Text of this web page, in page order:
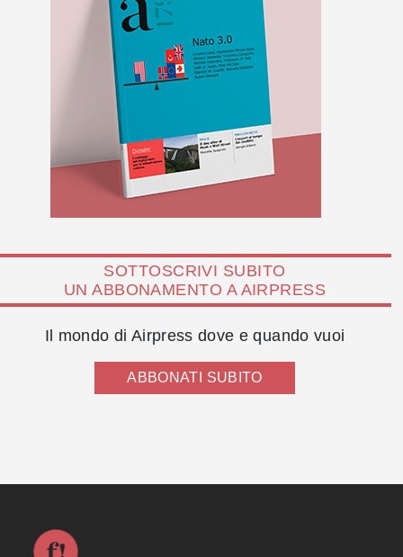
SOTTOSCRIVI SUBITO
UN ABBONAMENTO A AIRPRESS
Il mondo di Airpress dove e quando vuoi
ABBONATI SUBITO